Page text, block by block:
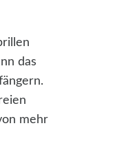
das
mehr